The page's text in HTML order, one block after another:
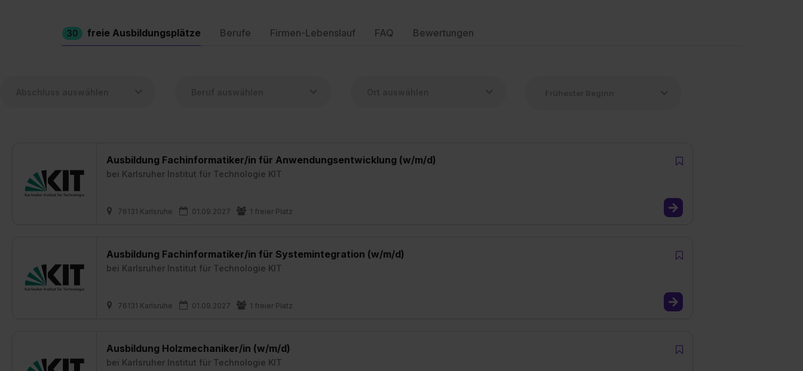
30 freie Ausbildungsplätze Berufe Firmen-Lebenslauf FAQ Bewertungen
Ausbildung Fachinformatiker/in für Anwendungsentwicklung (w/m/d)
bei Karlsruher Institut für Technologie KIT
76131 Karlsruhe 01.09.2027 1 freier Platz
Ausbildung Fachinformatiker/in für Systemintegration (w/m/d)
bei Karlsruher Institut für Technologie KIT
76131 Karlsruhe 01.09.2027 1 freier Platz
Ausbildung Holzmechaniker/in (w/m/d)
bei Karlsruher Institut für Technologie KIT